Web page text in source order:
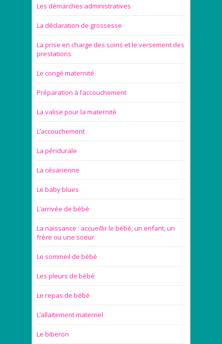
Les démarches administratives
La déclaration de grossesse
La prise en charge des soins et le versement des
prestations
Le congé maternité
Préparation à l’accouchement
La valise pour la maternité
L’accouchement
La péridurale
La césarienne
Le baby blues
L’arrivée de bébé
La naissance : accueillir le bébé, un enfant, un
frère ou une soeur
Le sommeil de bébé
Les pleurs de bébé
Le repas de bébé
L’allaitement maternel
Le biberon